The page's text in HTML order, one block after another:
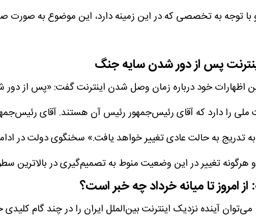
به تخصصی که در این زمینه دارد، این موضوع به صورت
پس از دور شدن سایه جنگ
اظهارات خود درباره زمان وصل شدن اینترنت گفت: «پس از
ملی را دارد که آقای رئیس‌جمهور رئیس آن هستند. آقای
به حالت عادی تغییر خواهد یافت.» سخنگوی دولت در
تغییر در این وضعیت منوط به تصمیم‌گیری در بالاترین
امروز تا میانه خرداد چه خبر است؟
آینده نزدیک اینترنت بین‌الملل ایران را در چند گام